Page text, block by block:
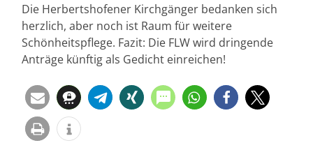
Die Herbertshofener Kirchgänger bedanken sich
herzlich, aber noch ist Raum für weitere
Schönheitspflege. Fazit: Die FLW wird dringende
Anträge künftig als Gedicht einreichen!